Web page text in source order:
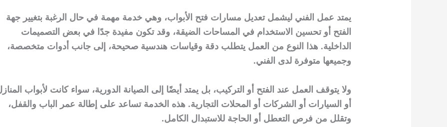
يمتد عمل الفني ليشمل تعديل مسارات فتح الأبواب، وهي خدمة مهمة في حال الرغبة بتغيير جهة
الفتح أو تحسين الاستخدام في المساحات الضيقة، وقد تكون مفيدة جدًا في بعض التصميمات
الداخلية. هذا النوع من العمل يتطلب دقة وقياسات هندسية صحيحة، إلى جانب أدوات متخصصة،
وجميعها متوفرة لدى الفني.
ولا يتوقف العمل عند الفتح أو التركيب، بل يمتد أيضًا إلى الصيانة الدورية، سواء كانت لأبواب
أو السيارات أو الشركات أو المحلات التجارية. هذه الخدمة تساعد على إطالة عمر الباب والقفل،
وتقلل من فرص التعطل أو الحاجة للاستبدال الكامل.